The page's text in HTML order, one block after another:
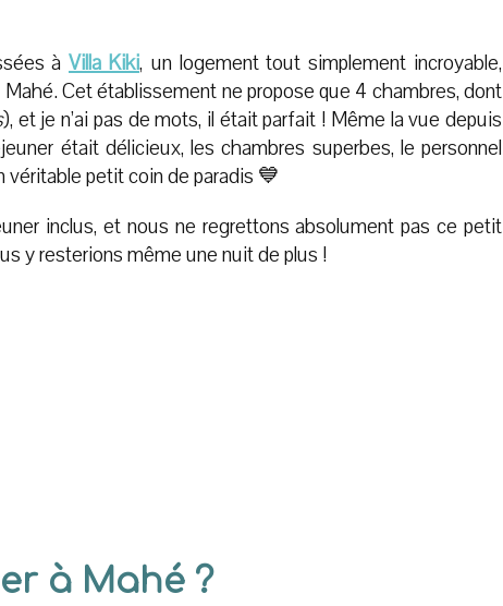
à Villa Kiki, un logement tout simplement incroyable,
Cet établissement ne propose que 4 chambres, dont
), et je n’ai pas de mots, il était parfait ! Même la vue depuis
était délicieux, les chambres superbes, le personnel
petit coin de paradis 💙
inclus, et nous ne regrettons absolument pas ce petit
y resterions même une nuit de plus !
à Mahé ?